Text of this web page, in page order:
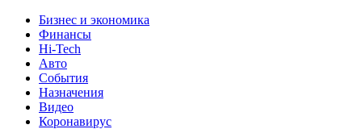
Бизнес и экономика
Финансы
Hi-Tech
Авто
События
Назначения
Видео
Коронавирус